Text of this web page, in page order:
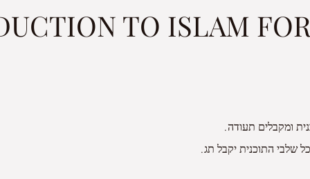
TO ISLAM
ומקבלים תעודה.
שלבי התוכנית יקבל תג.